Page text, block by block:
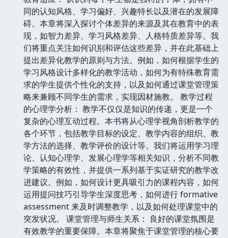
同的认知风格、学习偏好、兴趣特长以及潜在的发展障
碍。本章将深入探讨个体差异的来源及其在教育中的表
现，如智力差异、学习风格差异、人格特质差异等。我
们将重点关注如何识别和评估这些差异，并在此基础上
提出差异化教学的原则与方法。例如，如何根据学生的
学习风格设计多样化的教学活动，如何为有特殊教育需
求的学生提供个性化的支持，以及如何通过课堂管理策
略来兼顾不同学生的需求，实现因材施教。 教学过程
的心理学分析： 教学不仅仅是知识的传递，更是一个
复杂的心理互动过程。本书将从心理学视角剖析教学的
各个环节，包括教学目标的设定、教学内容的组织、教
学方法的选择、教学评价的设计等。我们将运用学习理
论、认知心理学、发展心理学等相关知识，分析不同教
学策略的有效性，并提供一系列基于实证研究的教学改
进建议。例如，如何设计更具吸引力的课程内容，如何
运用提问技巧引导学生深度思考，如何进行 formative
assessment 来及时调整教学，以及如何处理课堂中的
突发状况。 课堂管理与师生关系： 良好的课堂氛围是
有效教学的重要保障。本章将聚焦于课堂管理的核心要